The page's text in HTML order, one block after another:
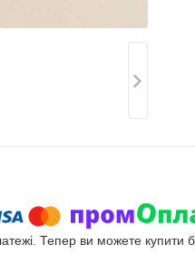
Тепер ви можете